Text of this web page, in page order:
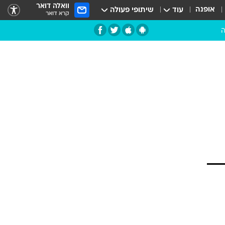
אופנה עוד שיתופי פעולה וואלה דואר
קרא דואר